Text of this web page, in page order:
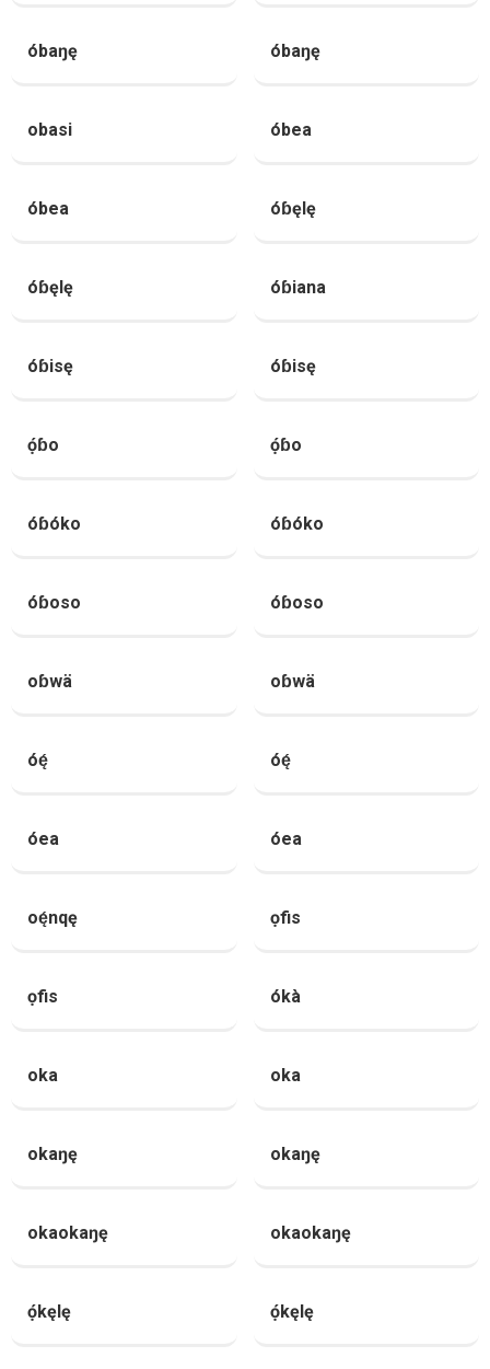
óbaŋę óbaŋę
obasi óbea
óbea óɓęlę
óɓęlę óɓiana
óɓisę óɓisę
ọ́ɓo ọ́ɓo
óɓóko óɓóko
óɓoso óɓoso
oɓwä oɓwä
óę́ óę́
óea óea
oę́nqę ọfis
ọfis ókà
oka oka
okaŋę okaŋę
okaokaŋę okaokaŋę
ọ́kęlę ọ́kęlę